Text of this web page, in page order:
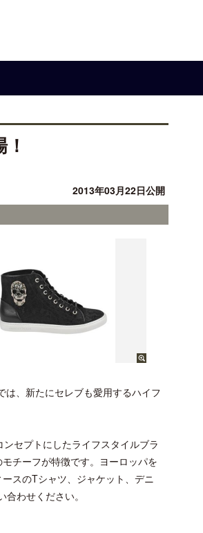
2013年03月22日公開
は、新たにセレブも愛用するハイフ
ンセプトにしたライフスタイルブラ
チーフが特徴です。ヨーロッパを
スのTシャツ、ジャケット、デニ
わせください。